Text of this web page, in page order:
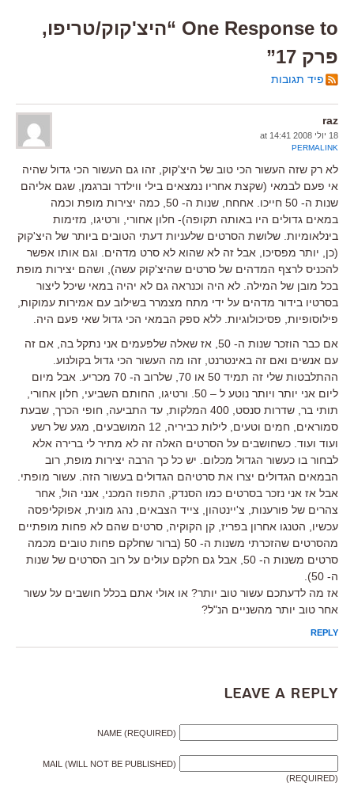
One Response to “היצ'קוק/טריפו,
פרק 17”
פיד תגובות
raz
18 יולי 2008 at 14:41
PERMALINK
לא רק שזה העשור הכי טוב של היצ'קוק, זהו גם העשור הכי גדול שהיה
אי פעם לבמאי (שקצת אחריו נמצאים בילי ווילדר וברגמן, שגם אליהם
שנות ה- 50 חייכו. אחחח, שנות ה- 50, כמה יצירות מופת וכמה
במאים גדולים היו באותה תקופה)- חלון אחורי, ורטיגו, מזימות
בינלאומיות. שלושת הסרטים שלעניות דעתי הטובים ביותר של היצ'קוק
(כן, יותר מפסיכו, אבל זה לא שהוא לא סרט מדהים. וגם אותו אפשר
להכניס לרצף המדהים של סרטים שהיצ'קוק עשה), ושהם יצירות מופת
בכל מובן של המילה. לא היה וכנראה גם לא יהיה במאי שיכל ליצור
בסרטיו בידור מדהים על ידי מתח מצמרר בשילוב עם אמירות עמוקות,
פילוסופיות, פסיכולוגיות. ללא ספק הבמאי הכי גדול שאי פעם היה.
אם כבר הוזכר שנות ה- 50, אז שאלה שלפעמים אני נתקל בה, אם זה
עם אנשים ואם זה באינטרנט, זהו מה העשור הכי גדול בקולנוע.
ההתלבטות שלי זה תמיד 50 או 70, שלרוב ה- 70 מכריע. אבל מיום
ליום אני יותר ויותר נוטע ל – 50. ורטיגו, החותם השביעי, חלון אחורי,
תותי בר, שדרות סנסט, 400 המלקות, עד התביעה, חופי הכרך, שבעת
סמוראים, חמים וטעים, לילות כביריה, 12 המושבעים, מגע של רשע
ועוד ועוד. כשחושבים על הסרטים האלה זה לא מתיר לי ברירה אלא
לבחור בו כעשור הגדול מכלום. יש כל כך הרבה יצירות מופת, רוב
הבמאים הגדולים יצרו את סרטיהם הגדולים בעשור הזה. עשור מופתי.
אבל אז אני נזכר בסרטים כמו הסנדק, התפוז המכני, אנני הול, אחר
צהרים של פורענות, צ'יינטהון, צייד הצבאים, נהג מונית, אפוקליפסה
עכשיו, הטנגו אחרון בפריז, קן הקוקיה, סרטים שהם לא פחות מופתיים
מהסרטים שהזכרתי משנות ה- 50 (ברור שחלקם פחות טובים מכמה
סרטים משנות ה- 50, אבל גם חלקם עולים על רוב הסרטים של שנות
ה- 50).
אז מה לדעתכם עשור טוב יותר? או אולי אתם בכלל חושבים על עשור
אחר טוב יותר מהשניים הנ"ל?
REPLY
Leave a Reply
NAME (REQUIRED)
MAIL (WILL NOT BE PUBLISHED)
(REQUIRED)